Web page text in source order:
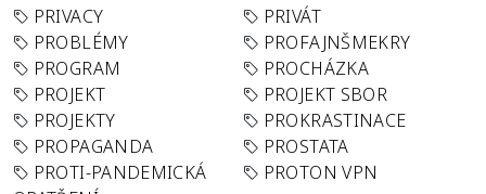
PRIVACY
PRIVÁT
PROBLÉMY
PROFAJNŠMEKRY
PROGRAM
PROCHÁZKA
PROJEKT
PROJEKT SBOR
PROJEKTY
PROKRASTINACE
PROPAGANDA
PROSTATA
PROTI-PANDEMICKÁ
PROTON VPN